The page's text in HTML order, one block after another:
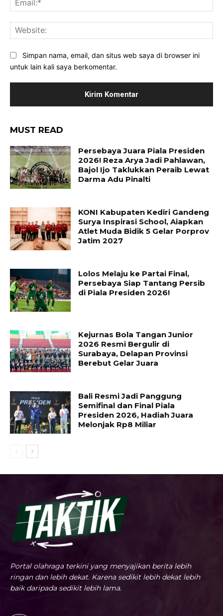
Simpan nama, email, dan situs web saya di browser ini
untuk lain kali saya berkomentar.
MUST READ
Persebaya Juara Piala Presiden
2026! Reza Arya Jadi Pahlawan,
Bajol Ijo Taklukkan Peraib Lewat
Darma Adu Pinalti
KONI Kabupaten Kediri Gandeng
Surya Inspirasi School, Aiapkan
Atlet Muda Bidik 5 Gelar Porprov
Jatim 2027
Lolos Melaju ke Partai Final,
Persebaya Siap Tantang Persib
di Piala Presiden 2026!
Kejurnas Bola Tangan Junior
2026 Resmi Bergulir di
Surabaya, Delapan Provinsi
Berebut Gelar Juara
Bali Resmi Jadi Panggung
Semifinal dan Final Piala
Presiden 2026, Hadiah Juara
Melonjak Rp8 Miliar
Portal olahraga terkini yang menyajikan berita lebih
ringan dan lebih dekat. Karena sedikit lebih dekat lebih
baik daripada sedikit lebih lama.